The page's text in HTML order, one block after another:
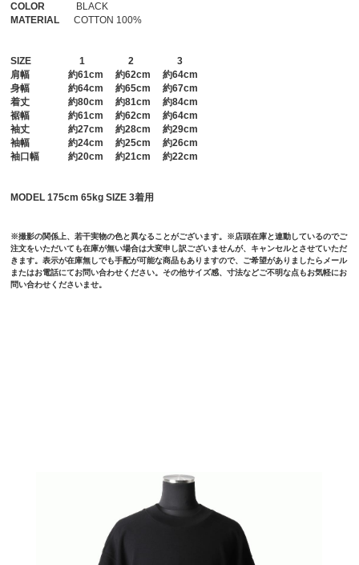
COLOR BLACK
MATERIAL COTTON 100%
SIZE 1 2
3
肩幅 約61cm 約62cm 約64cm
身幅 約64cm 約65cm 約67cm
着丈 約80cm 約81cm 約84cm
裾幅 約61cm 約62cm 約64cm
袖丈 約27cm 約28cm 約29cm
袖幅 約24cm 約25cm 約26cm
袖口幅 約20cm 約21cm 約22cm
MODEL 175cm 65kg SIZE 3着用
※撮影の関係上、若干実物の色と異なることがございます。※店頭在庫と連動しているのでご
注文をいただいても在庫が無い場合は大変申し訳ございませんが、キャンセルとさせていただ
きます。表示が在庫無しでも手配が可能な商品もありますので、ご希望がありましたらメール
またはお電話にてお問い合わせください。その他サイズ感、寸法などご不明な点もお気軽にお
問い合わせくださいませ。